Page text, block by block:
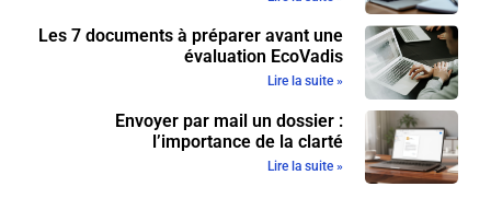
Les 7 documents à préparer avant une
évaluation EcoVadis
Lire la suite »
Envoyer par mail un dossier :
l’importance de la clarté
Lire la suite »